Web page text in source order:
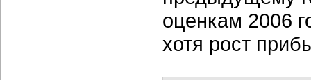
оценкам 2006
хотя рост